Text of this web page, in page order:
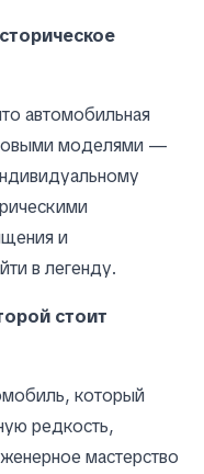
автомобильная
моделями —
и
в легенду.
стоит
который
редкость,
мастерство